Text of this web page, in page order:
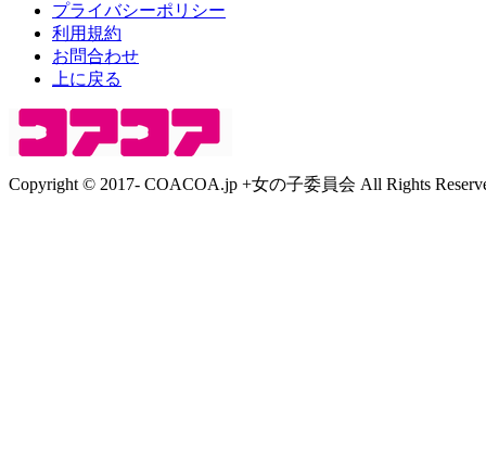
プライバシーポリシー
利用規約
お問合わせ
上に戻る
Copyright © 2017- COACOA.jp +女の子委員会 All Rights